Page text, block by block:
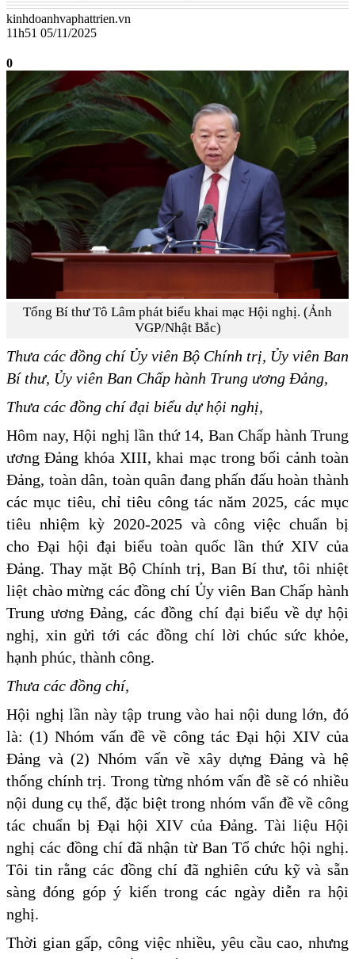
kinhdoanhvaphattrien.vn
11h51 05/11/2025
0
Tổng Bí thư Tô Lâm phát biểu khai mạc Hội nghị. (Ảnh
VGP/Nhật Bắc)
Thưa các đồng chí Ủy viên Bộ Chính trị, Ủy viên Ban
Bí thư, Ủy viên Ban Chấp hành Trung ương Đảng,
Thưa các đồng chí đại biểu dự hội nghị,
Hôm nay, Hội nghị lần thứ 14, Ban Chấp hành Trung
ương Đảng khóa XIII, khai mạc trong bối cảnh toàn
Đảng, toàn dân, toàn quân đang phấn đấu hoàn thành
các mục tiêu, chỉ tiêu công tác năm 2025, các mục
tiêu nhiệm kỳ 2020-2025 và công việc chuẩn bị
cho Đại hội đại biểu toàn quốc lần thứ XIV của
Đảng. Thay mặt Bộ Chính trị, Ban Bí thư, tôi nhiệt
liệt chào mừng các đồng chí Ủy viên Ban Chấp hành
Trung ương Đảng, các đồng chí đại biểu về dự hội
nghị, xin gửi tới các đồng chí lời chúc sức khỏe,
hạnh phúc, thành công.
Thưa các đồng chí,
Hội nghị lần này tập trung vào hai nội dung lớn, đó
là: (1) Nhóm vấn đề về công tác Đại hội XIV của
Đảng và (2) Nhóm vấn về xây dựng Đảng và hệ
thống chính trị. Trong từng nhóm vấn đề sẽ có nhiều
nội dung cụ thể, đặc biệt trong nhóm vấn đề về công
tác chuẩn bị Đại hội XIV của Đảng. Tài liệu Hội
nghị các đồng chí đã nhận từ Ban Tổ chức hội nghị.
Tôi tin rằng các đồng chí đã nghiên cứu kỹ và sẵn
sàng đóng góp ý kiến trong các ngày diễn ra hội
nghị.
Thời gian gấp, công việc nhiều, yêu cầu cao, nhưng